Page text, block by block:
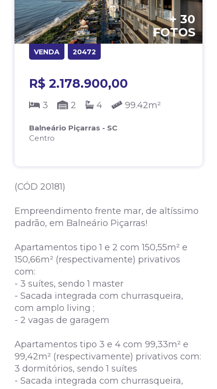
+ 30
FOTOS
VENDA 20472
R$ 2.178.900,00
3 2 4 99.42m²
Balneário Piçarras - SC
Centro
(CÓD 20181)
Empreendimento frente mar, de altíssimo
padrão, em Balneário Piçarras!
Apartamentos tipo 1 e 2 com 150,55m² e
150,66m² (respectivamente) privativos
com:
- 3 suítes, sendo 1 master
- Sacada integrada com churrasqueira,
com amplo living ;
- 2 vagas de garagem
Apartamentos tipo 3 e 4 com 99,33m² e
99,42m² (respectivamente) privativos com:
3 dormitórios, sendo 1 suítes
- Sacada integrada com churrasqueira,